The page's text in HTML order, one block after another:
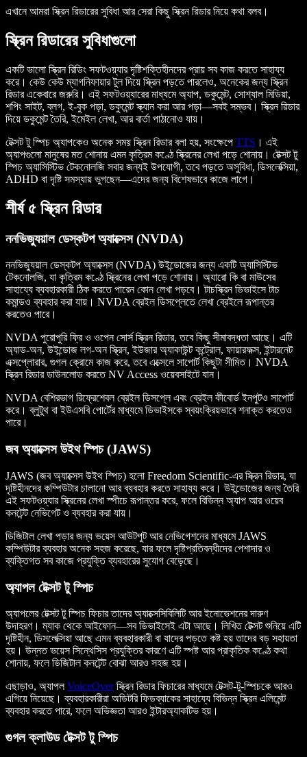
এখানে আমরা স্ক্রিন রিডারের সুবিধা আর সেরা কিছু স্ক্রিন রিডার নিয়ে কথা বলব।
স্ক্রিন রিডারের সুবিধাগুলো
একটি ভালো স্ক্রিন রিডিং সফটওয়্যার দৃষ্টিশক্তিহীনদের প্রায় সব কাজ করতে সাহায্য
করে। কেউ কেউ ম্যাগনিফায়ার টুল দিয়ে স্ক্রিন পড়তে পারলেও, অনেকের জন্য স্ক্রিন
রিডার একেবারে জরুরি। এই সফটওয়্যারের মাধ্যমে অ্যাপ, ডকুমেন্ট, সোশ্যাল মিডিয়া,
শপিং সাইট, ব্লগ, ই-বুক পড়া, ডকুমেন্ট স্ক্যান করা আর পড়া—সবই সম্ভব। স্ক্রিন রিডার
দিয়ে ডকুমেন্ট তৈরি, ইমেইল লেখা, আর বার্তা পাঠানোও যায়।
টেক্সট টু স্পিচ অ্যাপকেও অনেক সময় স্ক্রিন রিডার বলা হয়, সংক্ষেপে TTS । এই
অ্যাপগুলো মানুষের মত শোনায় এমন কৃত্রিম কণ্ঠে স্ক্রিনের লেখা পড়ে শোনায়। টেক্সট টু
স্পিচ অ্যাসিস্টিভ টেকনোলজি সবার জন্যই উপযোগী, তবে পড়তে অসুবিধা, ডিসলেক্সিয়া,
ADHD বা দৃষ্টি সমস্যায় ভুগছেন—এদের জন্য বিশেষভাবে কাজে লাগে।
শীর্ষ ৫ স্ক্রিন রিডার
ননভিজ্যুয়াল ডেস্কটপ অ্যাক্সেস (NVDA)
ননভিজ্যুয়াল ডেস্কটপ অ্যাক্সেস (NVDA) উইন্ডোজের জন্য একটি অ্যাসিস্টিভ
টেকনোলজি, যা কৃত্রিম কণ্ঠে স্ক্রিনের লেখা পড়ে শোনায়। অ্যারো কি বা মাউসের
সাহায্যে ব্যবহারকারী ঠিক করতে পারেন কোন লেখা পড়বে। টাচস্ক্রিন ডিভাইসে টাচ
কমান্ডও ব্যবহার করা যায়। NVDA ব্রেইল ডিসপ্লেতে লেখা ব্রেইলে রূপান্তর
করতেও পারে।
NVDA পুরোপুরি ফ্রি ও ওপেন সোর্স স্ক্রিন রিডার, তবে কিছু সীমাবদ্ধতা আছে। এটি
অ্যাড-অন, উইন্ডোজ লগ-অন স্ক্রিন, ইউজার অ্যাকাউন্ট কন্ট্রোল, ফায়ারফক্স, ইন্টারনেট
এক্সপ্লোরার, গুগল ক্রোমে কাজ করে, তবে এক্সেলে সাপোর্ট কিছুটা সীমিত। NVDA
স্ক্রিন রিডার ডাউনলোড করতে NV Access ওয়েবসাইটে যান।
NVDA বেশিরভাগ রিফ্রেশেবল ব্রেইল ডিসপ্লে এবং ব্রেইল কীবোর্ড ইনপুটও সাপোর্ট
করে। ব্লুটুথ বা ইউএসবি পোর্টের মাধ্যমে ডিভাইসকে স্বয়ংক্রিয়ভাবে শনাক্ত করতেও
পারে।
জব অ্যাক্সেস উইথ স্পিচ (JAWS)
JAWS (জব অ্যাক্সেস উইথ স্পিচ) হলো Freedom Scientific-এর স্ক্রিন রিডার, যা
দৃষ্টিহীনদের কম্পিউটার চালানো আর ব্যবহার করতে সাহায্য করে। উইন্ডোজের জন্য তৈরি
এই সফটওয়্যার স্ক্রিনের লেখা স্পীচে রূপান্তর করে, ফলে বিভিন্ন অ্যাপ আর ওয়েব
কনটেন্ট নেভিগেট ও ব্যবহার করা যায়।
ডিজিটাল লেখা পড়ার জন্য ভয়েস আউটপুট আর নেভিগেশনের মাধ্যমে JAWS
কম্পিউটার ব্যবহার অনেক সহজ করেছে, যার ফলে দৃষ্টিপ্রতিবন্ধীদের পেশাদার ও
ব্যক্তিগত সব কাজে প্রযুক্তি ব্যবহারের সুযোগ বেড়েছে।
অ্যাপল টেক্সট টু স্পিচ
অ্যাপলের টেক্সট টু স্পিচ ফিচার তাদের অ্যাক্সেসিবিলিটি আর ইনোভেশনের দারুণ
উদাহরণ। ম্যাক থেকে আইফোন—সব ডিভাইসেই এটা আছে। লিখিত টেক্সট শুনিয়ে এটি
দৃষ্টিহীন, ডিসলেক্সিয়া আছে এমন ব্যবহারকারী বা যাদের পড়তে কষ্ট হয় তাদের বড় সহায়তা
হয়। উন্নত ভয়েস সিন্থেসিস প্রযুক্তির কারণে এটি স্পষ্ট আর প্রাকৃতিক কণ্ঠে কথা
শোনায়, ফলে ডিজিটাল কনটেন্ট বোঝা আরও সহজ হয়।
এছাড়াও, অ্যাপলVoiceOverস্ক্রিন রিডার ফিচারের মাধ্যমে টেক্সট-টু-স্পিচকে আরও
এগিয়ে নিয়েছে। ব্যবহারকারীরা অডিটরি ফিডব্যাকের সাহায্যে বিভিন্ন স্ক্রিন এলিমেন্ট
ব্যবহার করতে পারে, ফলে অভিজ্ঞতা আরও ইন্টারঅ্যাকটিভ হয়।
গুগল ক্লাউড টেক্সট টু স্পিচ